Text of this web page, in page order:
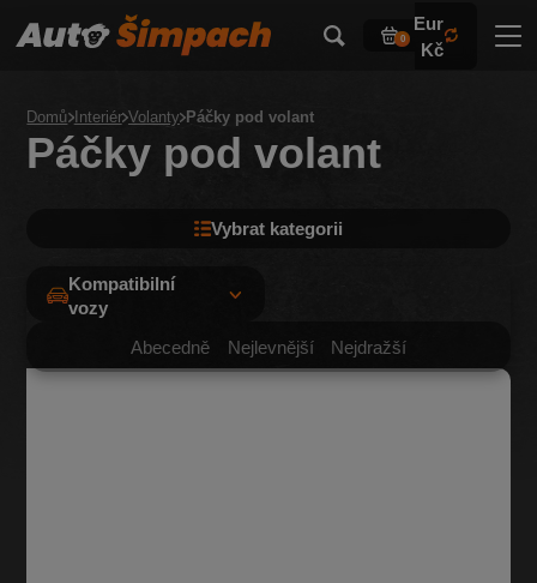
0
Eur
Kč
Domů Interiér Volanty Páčky pod volant
Páčky pod volant
Vybrat kategorii
Kompatibilní
vozy
Abecedně Nejlevnější Nejdražší